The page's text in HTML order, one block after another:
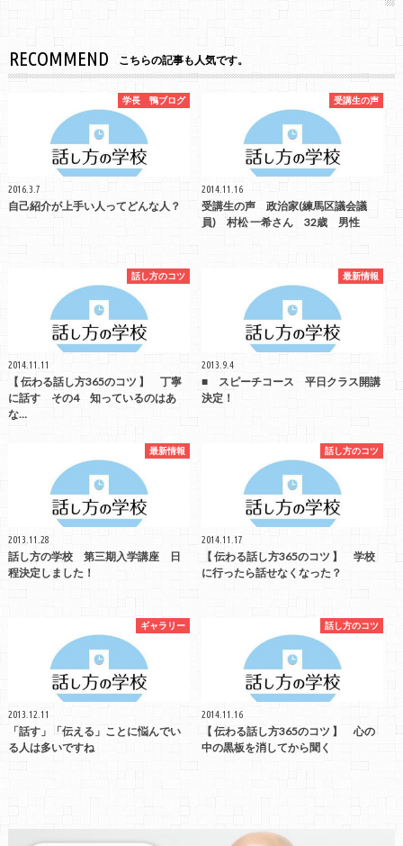
RECOMMEND こちらの記事も人気です。
学長 鴨ブログ
2016.3.7
自己紹介が上手い人ってどんな人？
受講生の声
2014.11.16
受講生の声 政治家(練馬区議会議
員) 村松 一希さん 32歳 男性
話し方のコツ
2014.11.11
【 伝わる話し方365のコツ 】 丁寧
に話す その4 知っているのはあ
な…
最新情報
2013.9.4
■ スピーチコース 平日クラス開講
決定！
最新情報
2013.11.28
話し方の学校 第三期入学講座 日
程決定しました！
話し方のコツ
2014.11.17
【 伝わる話し方365のコツ 】 学校
に行ったら話せなくなった？
ギャラリー
2013.12.11
「話す」「伝える」ことに悩んでい
る人は多いですね
話し方のコツ
2014.11.16
【 伝わる話し方365のコツ 】 心の
中の黒板を消してから聞く